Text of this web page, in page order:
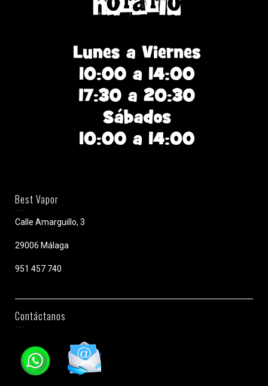
Best Vapor
Calle Amarguillo, 3
29006 Málaga
951 457 740
Contáctanos